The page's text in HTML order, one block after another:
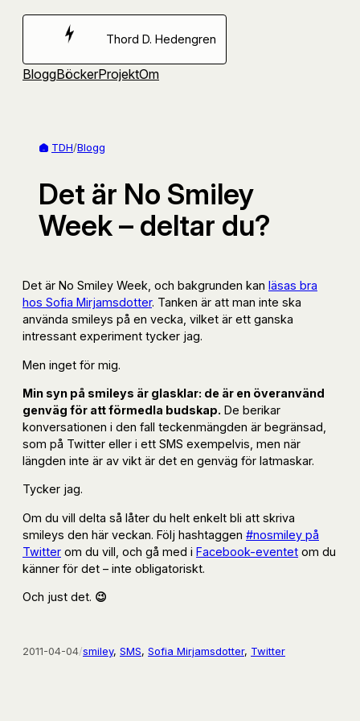
Hoppa
Thord D. Hedengren
BloggBöckerProjektOm
TDH/Blogg
Det är No Smiley
Week – deltar du?
Det är No Smiley Week, och bakgrunden kan läsas bra
hos Sofia Mirjamsdotter. Tanken är att man inte ska
använda smileys på en vecka, vilket är ett ganska
intressant experiment tycker jag.
Men inget för mig.
Min syn på smileys är glasklar: de är en överanvänd
genväg för att förmedla budskap. De berikar
konversationen i den fall teckenmängden är begränsad,
som på Twitter eller i ett SMS exempelvis, men när
längden inte är av vikt är det en genväg för latmaskar.
Tycker jag.
Om du vill delta så låter du helt enkelt bli att skriva
smileys den här veckan. Följ hashtaggen #nosmiley på
Twitter om du vill, och gå med i Facebook-eventet om du
känner för det – inte obligatoriskt.
Och just det. 😉
2011-04-04/smiley, SMS, Sofia Mirjamsdotter, Twitter